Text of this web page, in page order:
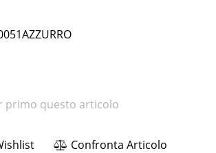
primo questo articolo
Confronta Articolo